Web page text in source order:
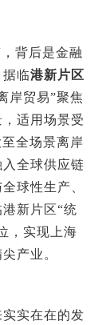
背后是金融
临港新片区
岸贸易”聚焦
适用场景受
全场景离岸
全球供应链
球性生产、
新片区“统
，实现上海
产业。
实在在的发